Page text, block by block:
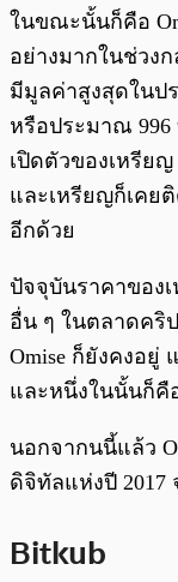
ในขณะนั้นก็คือ
อย่างมากในช่วง
มีมูลค่าสูงสุดในป
หรือประมาณ
เปิดตัวของเหรีย
และเหรียญก็เคยติ
อีกด้วย
ปัจจุบันราคาของ
อื่น ๆ ในตลาดคริ
Omise ก็ยังคงอยู่
และหนึ่งในนั้นก็คื
นอกจากนนี้แล้ว
ดิจิทัลแห่งปี 2017
Bitkub